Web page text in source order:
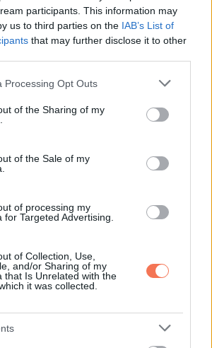
participants. This information may
us to third parties on the IAB’s List of
that may further disclose it to other
website/app uses one or more Google
or usage behaviour. You may click to
to Google and its third-party tags to
specified purposes in below Google
Processing Opt Outs
of the Sharing of my
of the Sale of my
of processing my
for Targeted Advertising.
of Collection, Use,
and/or Sharing of my
that Is Unrelated with the
it was collected.
a posztot:
RedditShare
Email